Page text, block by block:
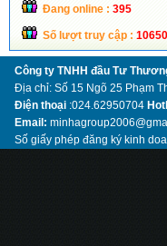
Đang online : 395
Số lượt truy cập :
Công ty TNHH đầu Tư
Địa chỉ: Số 15 Ngõ 25 Phạm
Điện thoại :024.62950704
Email:
Số giấy phép đăng ký kinh